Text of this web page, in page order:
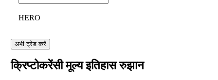
HERO
अभी ट्रेड करें
क्रिप्टोकरेंसी मूल्य इतिहास रुझान